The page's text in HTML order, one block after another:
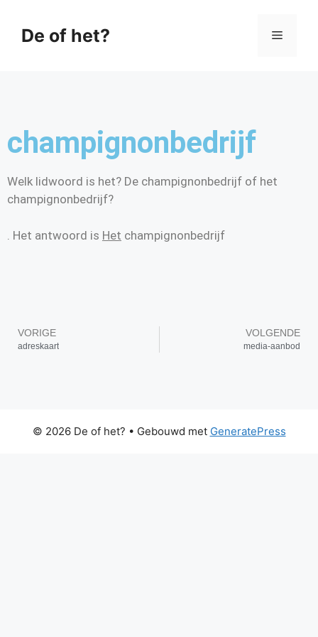
De of het?
champignonbedrijf
Welk lidwoord is het? De champignonbedrijf of het
champignonbedrijf?
. Het antwoord is Het champignonbedrijf
VORIGE
adreskaart
VOLGENDE
media-aanbod
© 2026 De of het? • Gebouwd met GeneratePress